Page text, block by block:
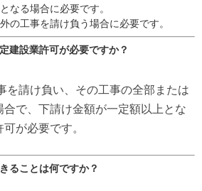
なる場合に必要です。
の工事を請け負う場合に必要です。
建設業許可が必要ですか？
を請け負い、その工事の全部または
で、下請け金額が一定額以上とな
が必要です。
ることは何ですか？